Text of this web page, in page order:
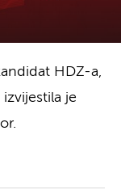
HDZ-a,
je